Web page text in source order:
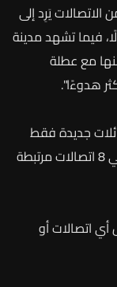
الاتصالاتيَرِدإلى
فيماتشهدمدينة
مععطلة
هدوءًا".
جديدةفقط
اتصالاتمرتبطة
أياتصالاتأو